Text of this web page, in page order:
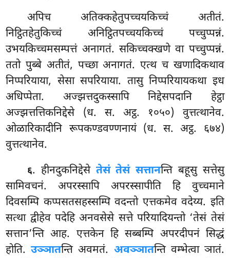
अपिच अतिक्कहेतुपच्चयकिच्चं अतीतं.
निट्ठितहेतुकिच्चं अनिट्ठितपच्चयकिच्चं पच्चुप्पन्नं.
उभयकिच्चमसम्पत्तं अनागतं. सकिच्चक्खणे वा पच्चुप्पन्नं.
ततो पुब्बे अतीतं, पच्छा अनागतं. एत्थ च खणादिकथाव
निप्परियाया, सेसा सपरियाया. तासु निप्परियायकथा इध
अधिप्पेता. अज्झत्तदुकस्सापि निद्देसपदानि हेट्ठा
अज्झत्तत्तिकनिद्देसे (ध. स. अट्ठ. १०५०) वुत्तत्थानेव.
ओळारिकादीनि रूपकण्डवण्णनायं (ध. स. अट्ठ. ६७४)
वुत्तत्थानेव.
६. हीनदुकनिद्देसे तेसं तेसं सत्तानन्ति बहूसु सत्तेसु
सामिवचनं. अपरस्सापि अपरस्सापीति हि वुच्चमाने
दिवसम्पि कप्पसतसहस्सम्पि वदन्तो एत्तकमेव वदेय्य. इति
सत्था द्वीहेव पदेहि अनवसेसे सत्ते परियादियन्तो ‘तेसं तेसं
सत्तान’न्ति आह. एत्तकेन हि सब्बम्पि अपरदीपनं सिद्धं
होति.उञ्ञातन्ति अवमतं. अवञ्ञातन्ति वम्भेत्वा ञातं.